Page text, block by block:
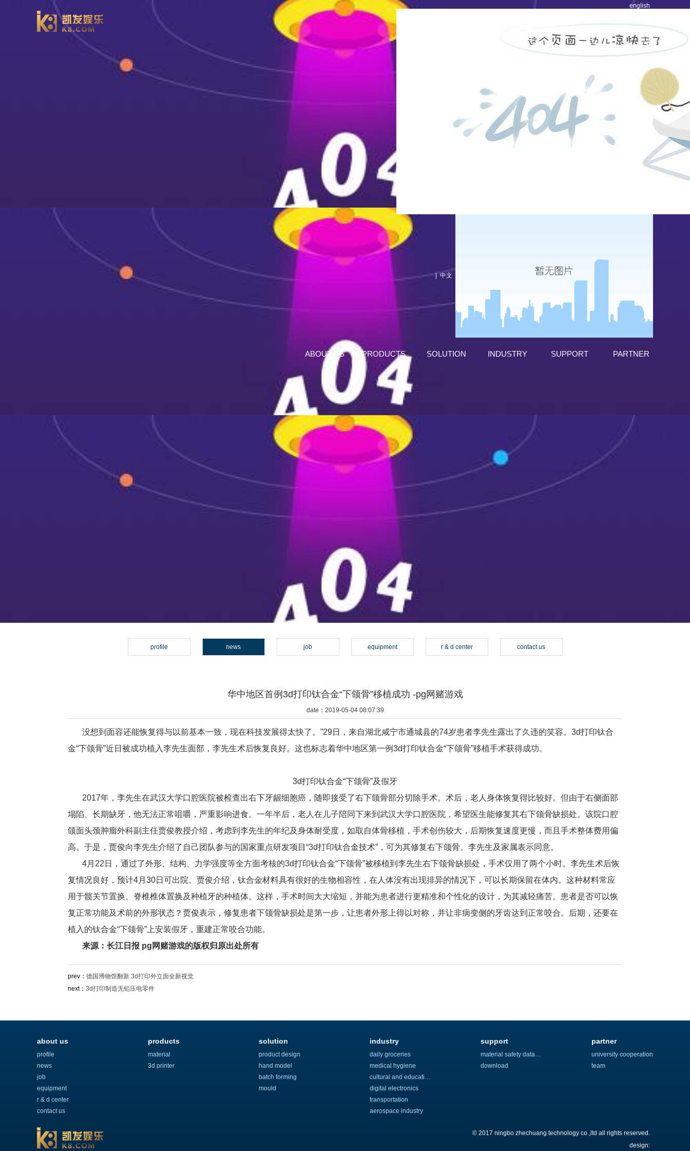
english
|中文
ABOUT US PRODUCTS SOLUTION INDUSTRY SUPPORT PARTNER
profile news job equipment r & d center contact us
华中地区首例3d打印钛合金“下颌骨”移植成功 -pg网赌游戏
date：2019-05-04 08:07:39
没想到面容还能恢复得与以前基本一致，现在科技发展得太快了。”29日，来自湖北咸宁市通城县的74岁患者李先生露出了久违的笑容。3d打印钛合
金“下颌骨”近日被成功植入李先生面部，李先生术后恢复良好。这也标志着华中地区第一例3d打印钛合金“下颌骨”移植手术获得成功。
3d打印钛合金“下颌骨”及假牙
2017年，李先生在武汉大学口腔医院被检查出右下牙龈细胞癌，随即接受了右下颌骨部分切除手术。术后，老人身体恢复得比较好。但由于右侧面部
塌陷、长期缺牙，他无法正常咀嚼，严重影响进食。一年半后，老人在儿子陪同下来到武汉大学口腔医院，希望医生能修复其右下颌骨缺损处。 该院口腔
颌面头颈肿瘤外科副主任贾俊教授介绍，考虑到李先生的年纪及身体耐受度，如取自体骨移植，手术创伤较大，后期恢复速度更慢，而且手术整体费用偏
高。于是，贾俊向李先生介绍了自己团队参与的国家重点研发项目“3d打印钛合金技术”，可为其修复右下颌骨。李先生及家属表示同意。
4月22日，通过了外形、结构、力学强度等全方面考核的3d打印钛合金“下颌骨”被移植到李先生右下颌骨缺损处，手术仅用了两个小时。李先生术后恢
复情况良好，预计4月30日可出院。 贾俊介绍，钛合金材料具有很好的生物相容性，在人体没有出现排异的情况下，可以长期保留在体内。这种材料常应
用于髋关节置换、脊椎椎体置换及种植牙的种植体。这样，手术时间大大缩短，并能为患者进行更精准和个性化的设计，为其减轻痛苦。 患者是否可以恢
复正常功能及术前的外形状态？贾俊表示，修复患者下颌骨缺损处是第一步，让患者外形上得以对称，并让非病变侧的牙齿达到正常咬合。后期，还要在
植入的钛合金“下颌骨”上安装假牙，重建正常咬合功能。
来源：长江日报 pg网赌游戏的版权归原出处所有
prev： 德国博物馆翻新 3d打印外立面全新视觉
next： 3d打印制造无铅压电零件
about us
profile
news
job
equipment
r & d center
contact us
products
material
3d printer
solution
product design
hand model
batch forming
mould
industry
daily groceries
medical hygiene
cultural and educational
digital electronics
transportation
aerospace industry
support
material safety data sheet
download
partner
university cooperation
team
© 2017 ningbo zhechuang technology co.,ltd all rights reserved.
design: